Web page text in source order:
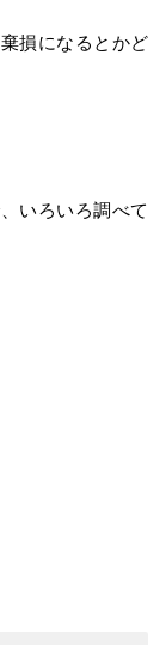
損になるとかど
いろいろ調べて